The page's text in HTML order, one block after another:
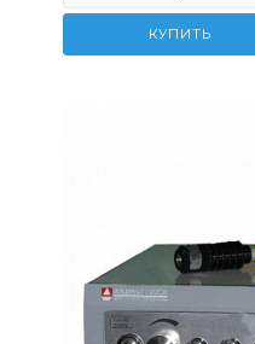
КУПИТЬ